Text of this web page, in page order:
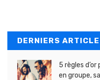
DERNIERS
5 règles
en groupe,